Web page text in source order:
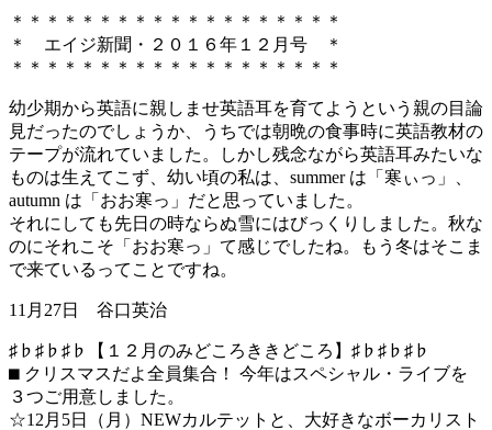
＊＊＊＊＊＊＊＊＊＊＊＊＊＊＊＊＊＊＊
＊ エイジ新聞・２０１６年１２月号 ＊
＊＊＊＊＊＊＊＊＊＊＊＊＊＊＊＊＊＊＊
幼少期から英語に親しませ英語耳を育てようという親の目論
見だったのでしょうか、うちでは朝晩の食事時に英語教材の
テープが流れていました。しかし残念ながら英語耳みたいな
ものは生えてこず、 幼い頃の私は、summer は「寒ぃっ」、
autumn は「おお寒っ」だと思っていました。
それにしても先日の時ならぬ雪にはびっくりしました。秋な
のにそれこそ「おお寒っ」て感じでしたね。もう冬はそこま
で来ているってことですね。
11月27日 谷口英治
♯♭♯♭♯♭【１２月のみどころききどころ】♯♭♯♭♯♭
⬛︎ クリスマスだよ全員集合！ 今年はスペシャル・ライブを
３つご用意しました。
☆12月5日（月）NEWカルテットと、大好きなボーカリスト